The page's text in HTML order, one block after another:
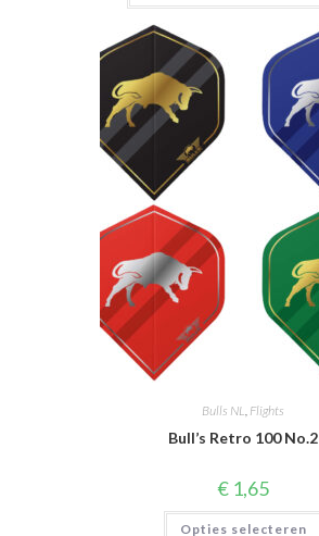
Bulls NL Flights
Bull’s Retro 100 No.2
€ 1,65
Opties selecteren